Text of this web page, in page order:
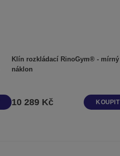
Klín rozkládací RinoGym® - mírný
náklon
10 289 Kč KOUPIT